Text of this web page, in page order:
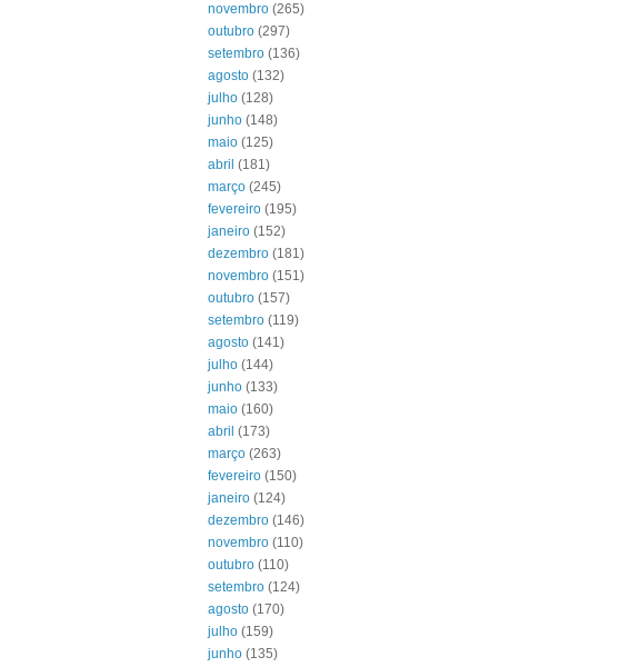
novembro (265)
outubro (297)
setembro (136)
agosto (132)
julho (128)
junho (148)
maio (125)
abril (181)
março (245)
fevereiro (195)
janeiro (152)
dezembro (181)
novembro (151)
outubro (157)
setembro (119)
agosto (141)
julho (144)
junho (133)
maio (160)
abril (173)
março (263)
fevereiro (150)
janeiro (124)
dezembro (146)
novembro (110)
outubro (110)
setembro (124)
agosto (170)
julho (159)
junho (135)